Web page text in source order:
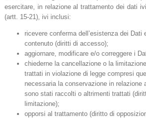
esercitare, in relazione al trattamento dei dati
(artt. 15-21), ivi inclusi:
ricevere conferma dell’esistenza dei Dati
contenuto (diritti di accesso);
aggiornare, modificare e/o correggere i
chiederne la cancellazione o la
trattati in violazione di legge compresi
necessaria la conservazione in relazione
sono stati raccolti o altrimenti trattati
limitazione);
opporsi al trattamento (diritto di